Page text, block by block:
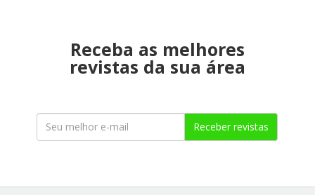
Receba as melhores
revistas da sua área
Receber revistas